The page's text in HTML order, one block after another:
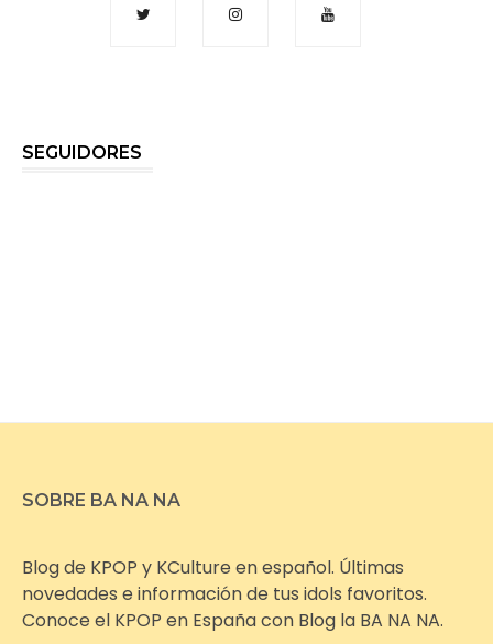
SEGUIDORES
SOBRE BA NA NA
Blog de KPOP y KCulture en español. Últimas
novedades e información de tus idols favoritos.
Conoce el KPOP en España con Blog la BA NA NA.